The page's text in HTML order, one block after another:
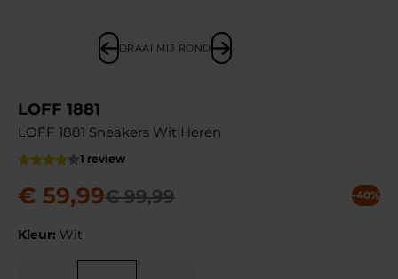
DRAAI MIJ ROND
LOFF 1881
LOFF 1881 Sneakers Wit Heren
1 review
€ 59,99€ 99,99 -40%
Kleur: Wit